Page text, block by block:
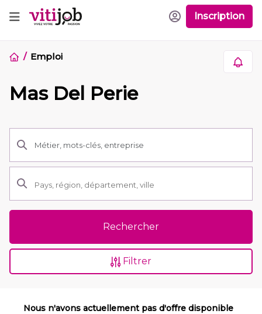
Inscription
Emploi
Mas Del Perie
Rechercher
Filtrer
Nous n'avons actuellement pas d'offre disponible